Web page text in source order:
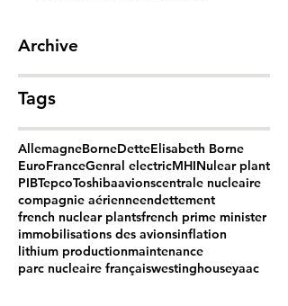
Archive
Tags
AllemagneBorneDetteElisabeth Borne
EuroFranceGenral electricMHINulear plant
PIBTepcoToshibaavionscentrale nucleaire
compagnie aérienneendettement
french nuclear plantsfrench prime minister
immobilisations des avionsinflation
lithium productionmaintenance
parc nucleaire françaiswestinghouseyaac